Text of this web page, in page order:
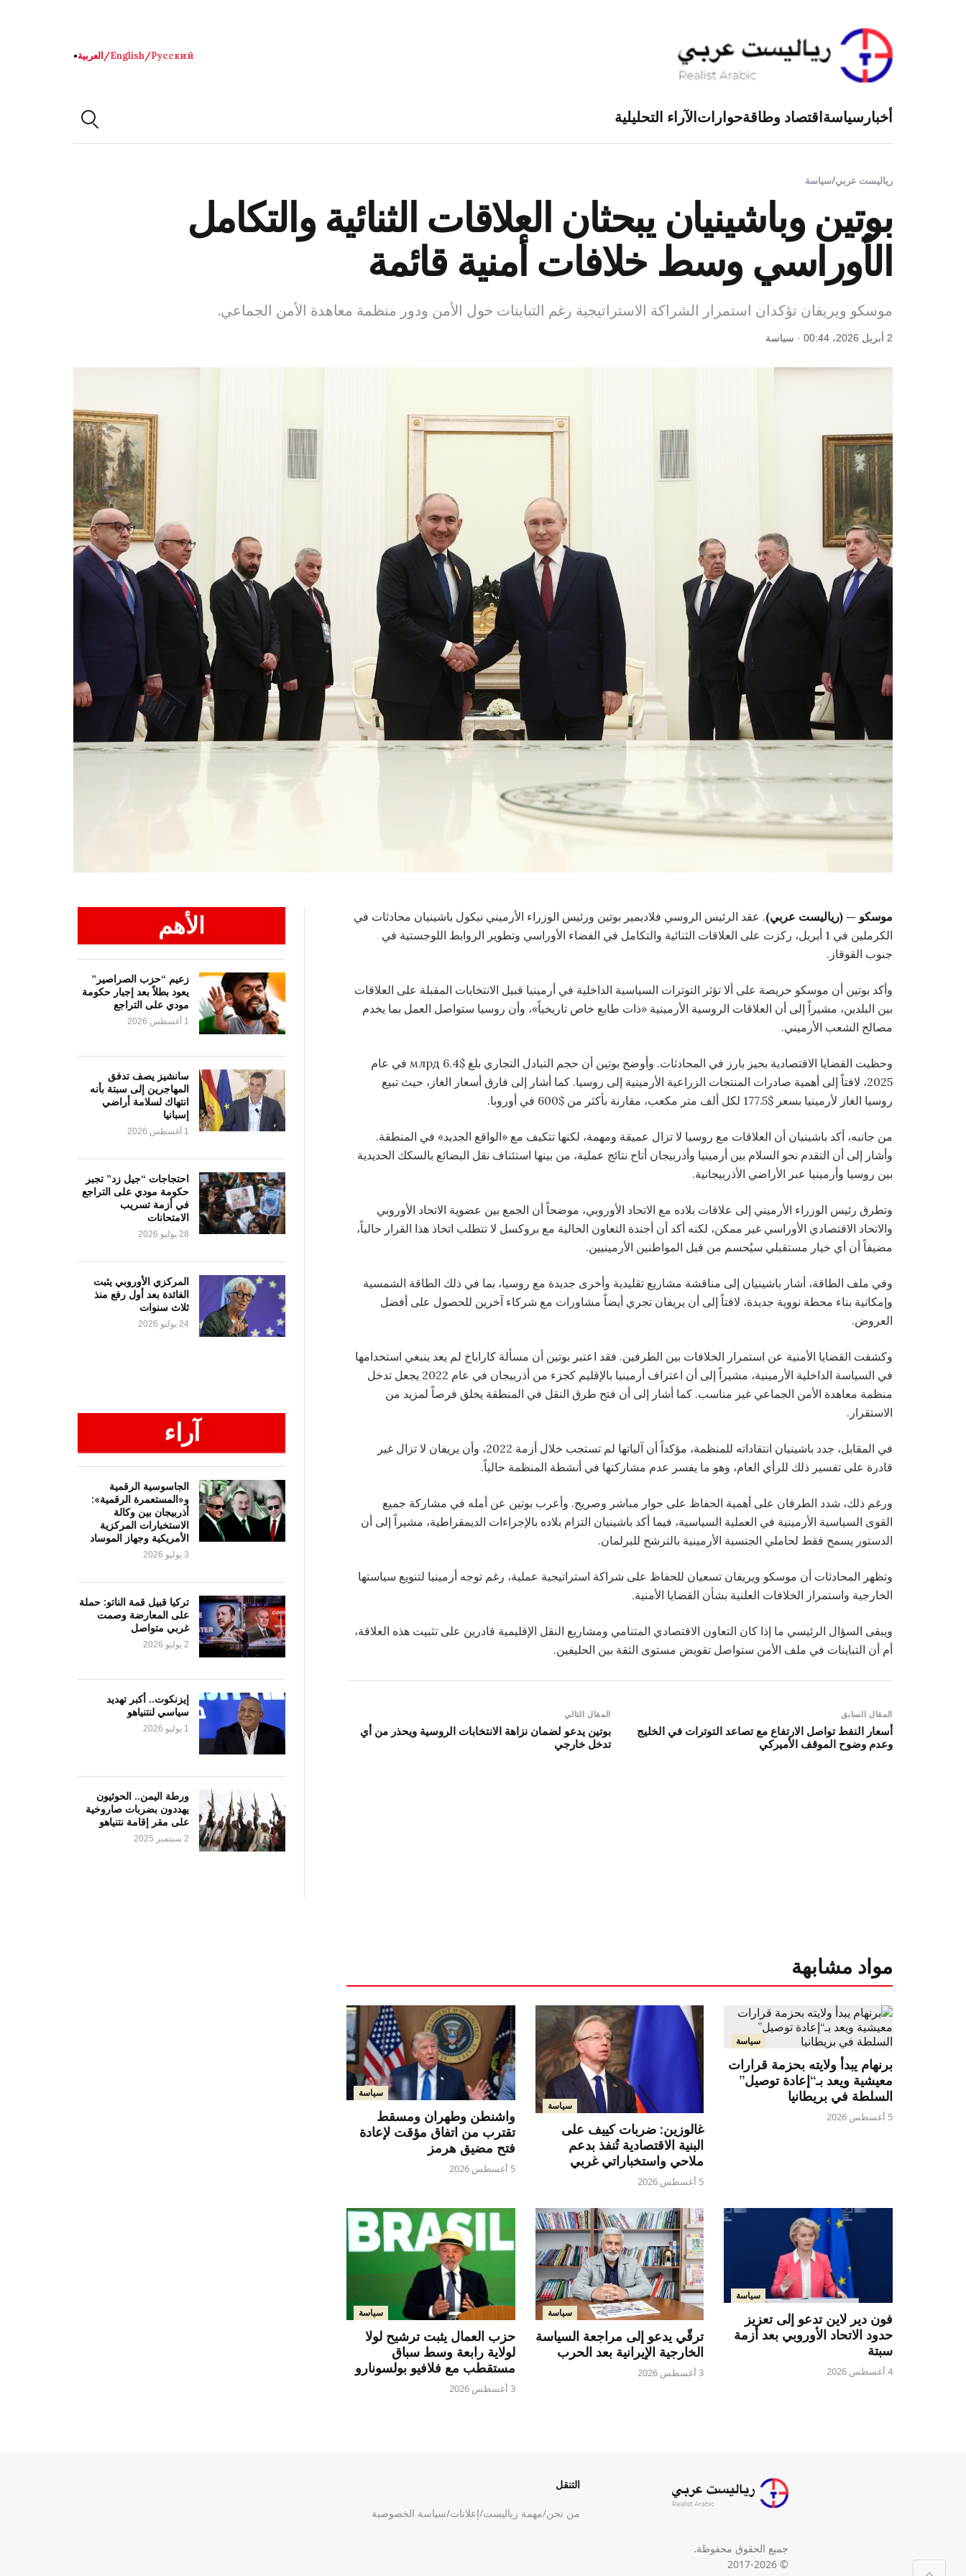
Русский
/
English
/العربية●
أخبار سياسةاقتصاد وطاقةحواراتالآراء التحليلية
رياليست عربي/سياسة
بوتين وباشينيان يبحثان العلاقات الثنائية والتكامل
الأوراسي وسط خلافات أمنية قائمة
موسكو ويريفان تؤكدان استمرار الشراكة الاستراتيجية رغم التباينات حول الأمن ودور منظمة معاهدة الأمن الجماعي.
2 أبريل 2026، 00:44 · سياسة
موسكو — (رياليست عربي). عقد الرئيس الروسي فلاديمير بوتين ورئيس الوزراء الأرميني نيكول باشينيان محادثات في
الكرملين في 1 أبريل، ركزت على العلاقات الثنائية والتكامل في الفضاء الأوراسي وتطوير الروابط اللوجستية في
جنوب القوقاز.
وأكد بوتين أن موسكو حريصة على ألا تؤثر التوترات السياسية الداخلية في أرمينيا قبيل الانتخابات المقبلة على العلاقات
بين البلدين، مشيراً إلى أن العلاقات الروسية الأرمينية «ذات طابع خاص تاريخياً»، وأن روسيا ستواصل العمل بما يخدم
مصالح الشعب الأرميني.
وحظيت القضايا الاقتصادية بحيز بارز في المحادثات. وأوضح بوتين أن حجم التبادل التجاري بلغ $6.4 млрд في عام
2025، لافتاً إلى أهمية صادرات المنتجات الزراعية الأرمينية إلى روسيا. كما أشار إلى فارق أسعار الغاز، حيث تبيع
روسيا الغاز لأرمينيا بسعر $177.5 لكل ألف متر مكعب، مقارنة بأكثر من $600 في أوروبا.
من جانبه، أكد باشينيان أن العلاقات مع روسيا لا تزال عميقة ومهمة، لكنها تتكيف مع «الواقع الجديد» في المنطقة.
وأشار إلى أن التقدم نحو السلام بين أرمينيا وأذربيجان أتاح نتائج عملية، من بينها استئناف نقل البضائع بالسكك الحديدية
بين روسيا وأرمينيا عبر الأراضي الأذربيجانية.
وتطرق رئيس الوزراء الأرميني إلى علاقات بلاده مع الاتحاد الأوروبي، موضحاً أن الجمع بين عضوية الاتحاد الأوروبي
والاتحاد الاقتصادي الأوراسي غير ممكن، لكنه أكد أن أجندة التعاون الحالية مع بروكسل لا تتطلب اتخاذ هذا القرار حالياً،
مضيفاً أن أي خيار مستقبلي سيُحسم من قبل المواطنين الأرمينيين.
وفي ملف الطاقة، أشار باشينيان إلى مناقشة مشاريع تقليدية وأخرى جديدة مع روسيا، بما في ذلك الطاقة الشمسية
وإمكانية بناء محطة نووية جديدة، لافتاً إلى أن يريفان تجري أيضاً مشاورات مع شركاء آخرين للحصول على أفضل
العروض.
وكشفت القضايا الأمنية عن استمرار الخلافات بين الطرفين. فقد اعتبر بوتين أن مسألة كاراباخ لم يعد ينبغي استخدامها
في السياسة الداخلية الأرمينية، مشيراً إلى أن اعتراف أرمينيا بالإقليم كجزء من أذربيجان في عام 2022 يجعل تدخل
منظمة معاهدة الأمن الجماعي غير مناسب. كما أشار إلى أن فتح طرق النقل في المنطقة يخلق فرصاً لمزيد من
الاستقرار.
في المقابل، جدد باشينيان انتقاداته للمنظمة، مؤكداً أن آلياتها لم تستجب خلال أزمة 2022، وأن يريفان لا تزال غير
قادرة على تفسير ذلك للرأي العام، وهو ما يفسر عدم مشاركتها في أنشطة المنظمة حالياً.
ورغم ذلك، شدد الطرفان على أهمية الحفاظ على حوار مباشر وصريح. وأعرب بوتين عن أمله في مشاركة جميع
القوى السياسية الأرمينية في العملية السياسية، فيما أكد باشينيان التزام بلاده بالإجراءات الديمقراطية، مشيراً إلى أن
الدستور يسمح فقط لحاملي الجنسية الأرمينية بالترشح للبرلمان.
وتظهر المحادثات أن موسكو ويريفان تسعيان للحفاظ على شراكة استراتيجية عملية، رغم توجه أرمينيا لتنويع سياستها
الخارجية واستمرار الخلافات العلنية بشأن القضايا الأمنية.
ويبقى السؤال الرئيسي ما إذا كان التعاون الاقتصادي المتنامي ومشاريع النقل الإقليمية قادرين على تثبيت هذه العلاقة،
أم أن التباينات في ملف الأمن ستواصل تقويض مستوى الثقة بين الحليفين.
المقال السابق
أسعار النفط تواصل الارتفاع مع تصاعد التوترات في الخليج
وعدم وضوح الموقف الأميركي
المقال التالي
بوتين يدعو لضمان نزاهة الانتخابات الروسية ويحذر من أي
تدخل خارجي
الأهم
زعيم “حزب الصراصير”
يعود بطلاً بعد إجبار حكومة
مودي على التراجع
1 أغسطس 2026
سانشيز يصف تدفق
المهاجرين إلى سبتة بأنه
انتهاك لسلامة أراضي
إسبانيا
1 أغسطس 2026
احتجاجات “جيل زد” تجبر
حكومة مودي على التراجع
في أزمة تسريب
الامتحانات
28 يوليو 2026
المركزي الأوروبي يثبت
الفائدة بعد أول رفع منذ
ثلاث سنوات
24 يوليو 2026
آراء
الجاسوسية الرقمية
و«المستعمرة الرقمية»:
أذربيجان بين وكالة
الاستخبارات المركزية
الأمريكية وجهاز الموساد
3 يوليو 2026
تركيا قبيل قمة الناتو: حملة
على المعارضة وصمت
غربي متواصل
2 يوليو 2026
إيزنكوت.. أكبر تهديد
سياسي لنتنياهو
1 يوليو 2026
ورطة اليمن.. الحوثيون
يهددون بضربات صاروخية
على مقر إقامة نتنياهو
2 سبتمبر 2025
مواد مشابهة
سياسة
برنهام يبدأ ولايته بحزمة قرارات
معيشية ويعد بـ“إعادة توصيل”
السلطة في بريطانيا
5 أغسطس 2026
سياسة
غالوزين: ضربات كييف على
البنية الاقتصادية تُنفذ بدعم
ملاحي واستخباراتي غربي
5 أغسطس 2026
سياسة
واشنطن وطهران ومسقط
تقترب من اتفاق مؤقت لإعادة
فتح مضيق هرمز
5 أغسطس 2026
سياسة
فون دير لاين تدعو إلى تعزيز
حدود الاتحاد الأوروبي بعد أزمة
سبتة
4 أغسطس 2026
سياسة
ترقّي يدعو إلى مراجعة السياسة
الخارجية الإيرانية بعد الحرب
3 أغسطس 2026
سياسة
حزب العمال يثبت ترشيح لولا
لولاية رابعة وسط سباق
مستقطب مع فلافيو بولسونارو
3 أغسطس 2026
جميع الحقوق محفوظة.
© 2017-2026
التنقل
من نحن/مهمة رياليست/إعلانات/سياسة الخصوصية